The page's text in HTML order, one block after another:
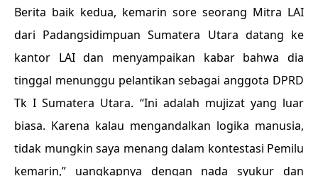
Berita baik kedua, kemarin sore seorang Mitra LAI
dari Padangsidimpuan Sumatera Utara datang ke
kantor LAI dan menyampaikan kabar bahwa dia
tinggal menunggu pelantikan sebagai anggota DPRD
Tk I Sumatera Utara. “Ini adalah mujizat yang luar
biasa. Karena kalau mengandalkan logika manusia,
tidak mungkin saya menang dalam kontestasi Pemilu
kemarin,” uangkapnya dengan nada syukur dan